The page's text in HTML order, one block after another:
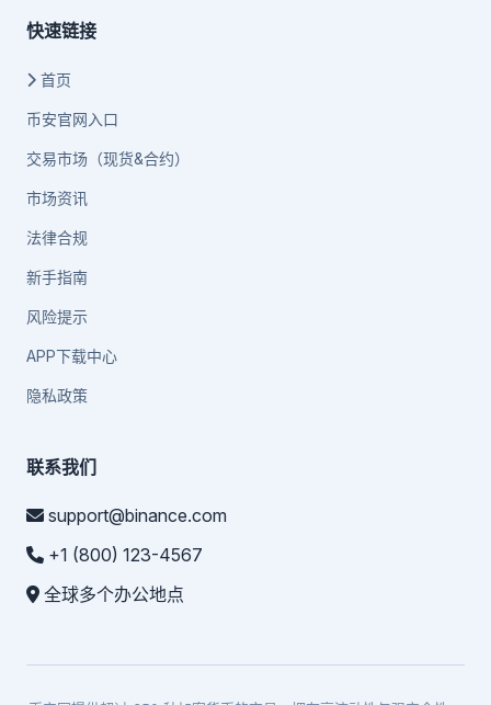
快速链接
首页
币安官网入口
交易市场（现货&合约）
市场资讯
法律合规
新手指南
风险提示
APP下载中心
隐私政策
联系我们
support@binance.com
+1 (800) 123-4567
全球多个办公地点